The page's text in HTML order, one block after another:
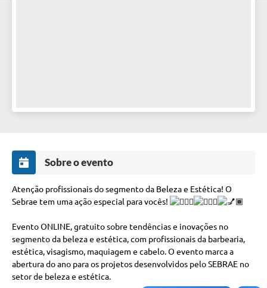
Sobre o evento
Atenção profissionais do segmento da Beleza e Estética! O
Sebrae tem uma ação especial para vocês!
Evento ONLINE, gratuito sobre tendências e inovações no
segmento da beleza e estética, com profissionais da barbearia,
estética, visagismo, maquiagem e cabelo. O evento marca a
abertura do ano para os projetos desenvolvidos pelo SEBRAE no
setor de beleza e estética.